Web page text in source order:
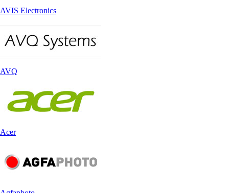
AVIS Electronics
AVQ
Acer